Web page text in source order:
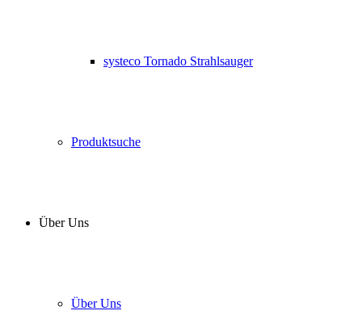
systeco Tornado Strahlsauger
Produktsuche
Über Uns
Über Uns